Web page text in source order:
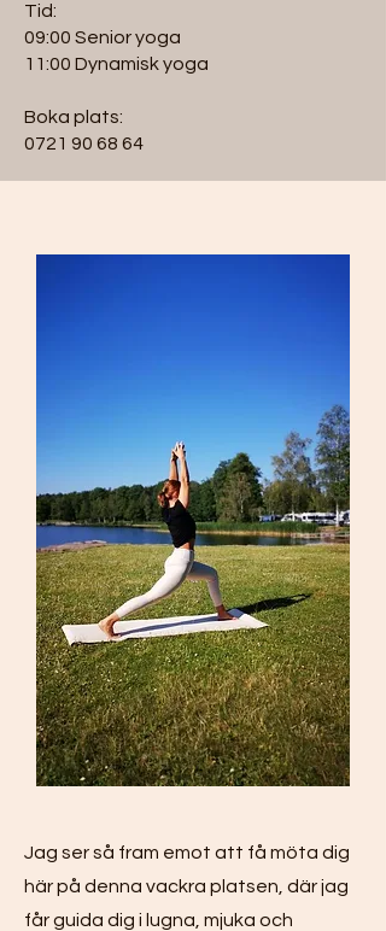
Tid:
09:00 Senior yoga
11:00 Dynamisk yoga
Boka plats:
0721 90 68 64
Jag ser så fram emot att få möta dig
här på denna vackra platsen, där jag
får guida dig i lugna, mjuka och